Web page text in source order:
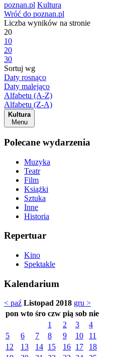
poznan.pl Kultura
Wróć do poznan.pl
Liczba wyników na stronie
20
10
20
30
Sortuj wg
Daty rosnąco
Daty malejąco
Alfabetu (A-Z)
Alfabetu (Z-A)
Kultura
Menu
Polecane wydarzenia
Muzyka
Teatr
Film
Książki
Sztuka
Inne
Historia
Repertuar
Kino
Spektakle
Kalendarium
< paź Listopad 2018 gru >
pon wto śro czw pią sob nie
1
2 3
4
5
6 7 8 9 10
11
12
13 14 15 16 17
18